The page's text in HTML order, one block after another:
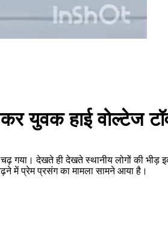
युवक हाई वोल्टेज
देखते ही देखते स्थानीय लोगों की भीड़
में प्रेम प्रसंग का मामला सामने आया है।